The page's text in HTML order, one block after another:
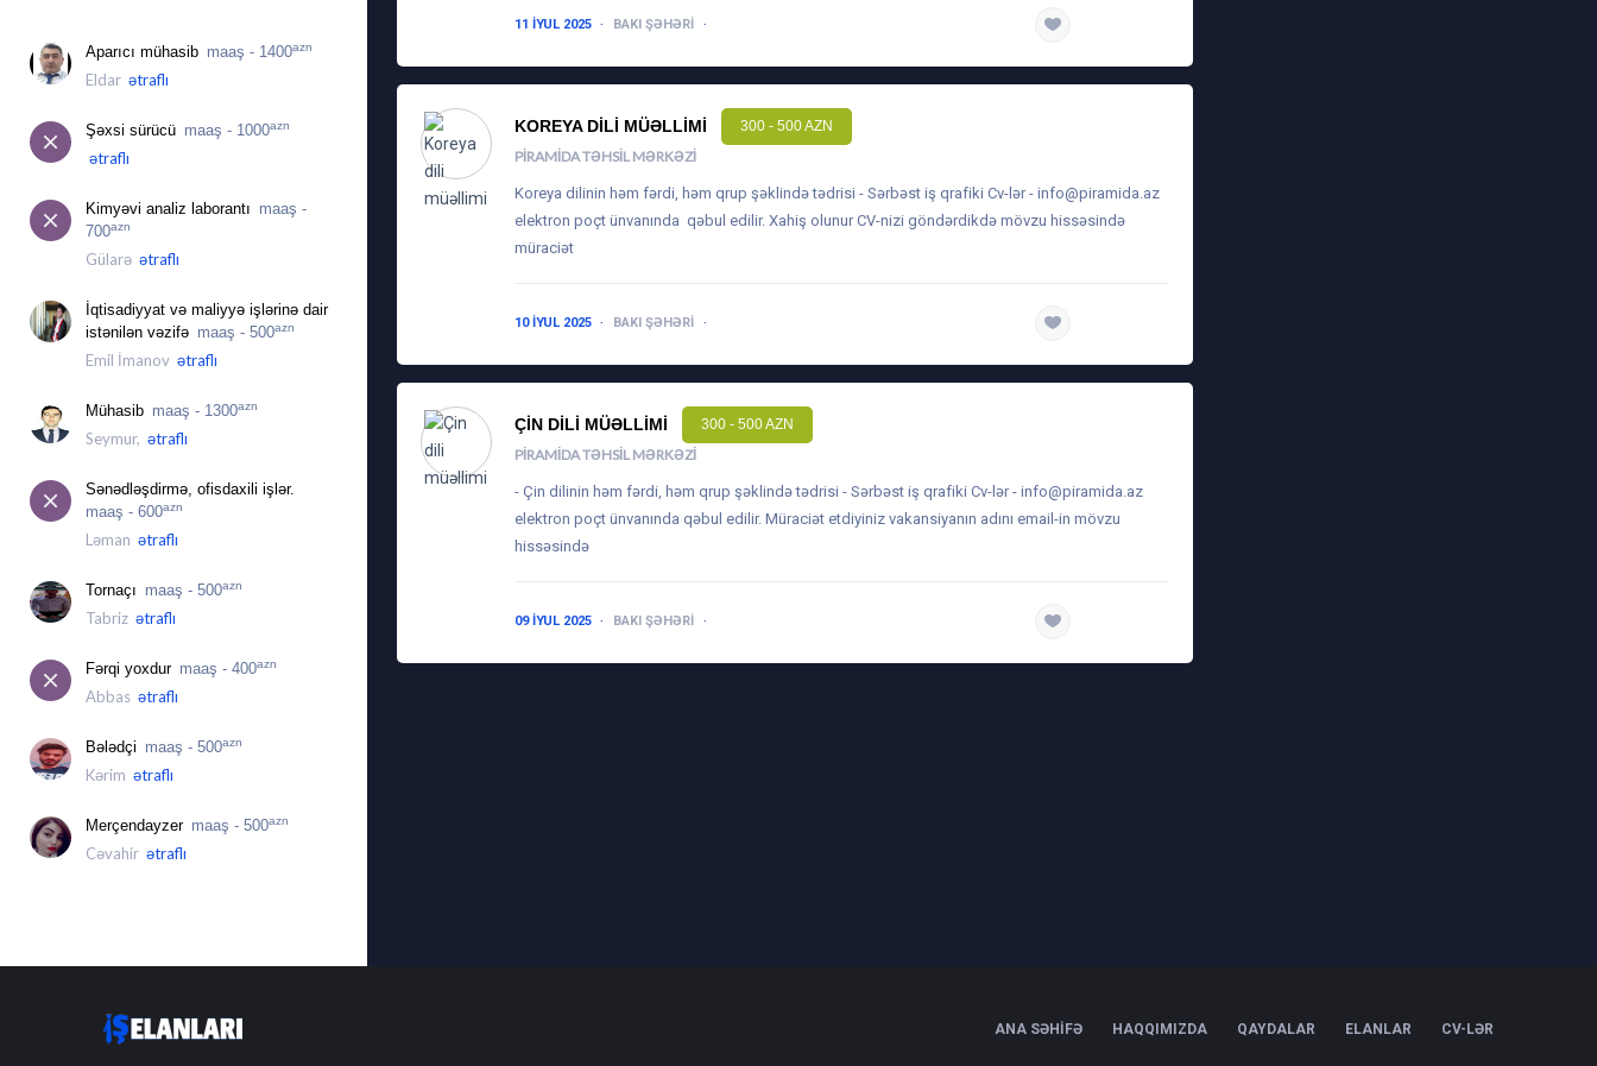
Aparıcı mühasib maaş - 1400azn
Eldar ətraflı
Şəxsi sürücü maaş - 1000azn
ətraflı
Kimyəvi analiz laborantı maaş -
700azn
Gülarə ətraflı
İqtisadiyyat və maliyyə işlərinə dair
istənilən vəzifə maaş - 500azn
Emil İmanov ətraflı
Mühasib maaş - 1300azn
Seymur, ətraflı
Sənədləşdirmə, ofisdaxili işlər.
maaş - 600azn
Ləman ətraflı
Tornaçı maaş - 500azn
Tabriz ətraflı
Fərqi yoxdur maaş - 400azn
Abbas ətraflı
Bələdçi maaş - 500azn
Kərim ətraflı
Merçendayzer maaş - 500azn
Cəvahir ətraflı
11 IYUL 2025 BAKI ŞƏHƏRI
KOREYA DILI MÜƏLLIMI 300 - 500 AZN
PIRAMIDA TƏHSIL MƏRKƏZI
Koreya dilinin həm fərdi, həm qrup şəklində tədrisi - Sərbəst iş qrafiki Cv-lər -info@piramida.az
elektron poçt ünvanında qəbul edilir. Xahiş olunur CV-nizi göndərdikdə mövzu hissəsində
müraciət
10 IYUL 2025 BAKI ŞƏHƏRI
ÇIN DILI MÜƏLLIMI 300 - 500 AZN
PIRAMIDA TƏHSIL MƏRKƏZI
- Çin dilinin həm fərdi, həm qrup şəklində tədrisi - Sərbəst iş qrafiki Cv-lər -info@piramida.az
elektron poçt ünvanında qəbul edilir. Müraciət etdiyiniz vakansiyanın adını email-in mövzu
hissəsində
09 IYUL 2025 BAKI ŞƏHƏRI
ANA SƏHIFƏ HAQQIMIZDA QAYDALAR ELANLAR CV-LƏR